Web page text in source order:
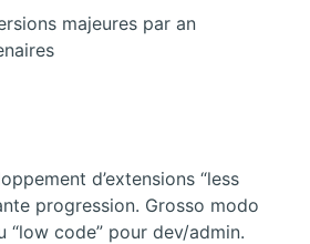
majeures par an
d’extensions “less
progression. Grosso modo
“low code” pour dev/admin.